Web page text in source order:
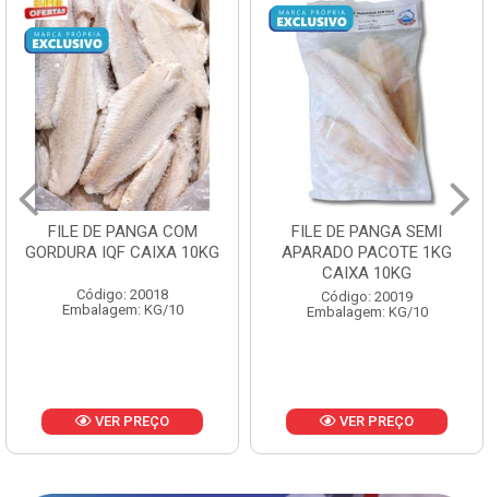
FILE DE PANGA SEMI
APARADO PACOTE 1KG
Código: 20019
Embalagem: KG/10
VER PREÇO
POLACA DESFIADA
PESCAMARES PCT5KG
CX10KG
Código: 20161
Embalagem: KG/10
VER PREÇO